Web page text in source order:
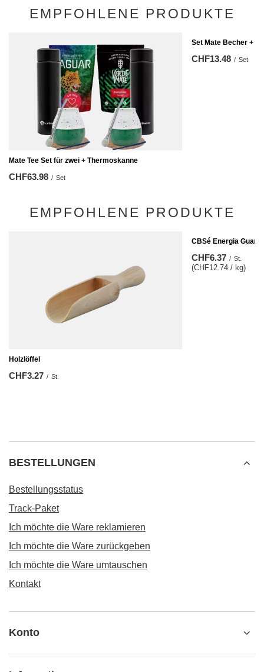
EMPFOHLENE PRODUKTE
Mate Tee Set für zwei + Thermoskanne
CHF63.98 / Set
Set Mate Becher +
CHF13.48 / Set
EMPFOHLENE PRODUKTE
Holzlöffel
CHF3.27 / St.
CBSé Energia
CHF6.37 / St.
(CHF12.74 / kg)
BESTELLUNGEN
Bestellungsstatus
Track-Paket
Ich möchte die Ware reklamieren
Ich möchte die Ware zurückgeben
Ich möchte die Ware umtauschen
Kontakt
Konto